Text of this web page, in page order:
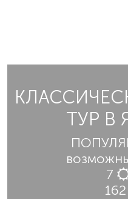
ТУР
7